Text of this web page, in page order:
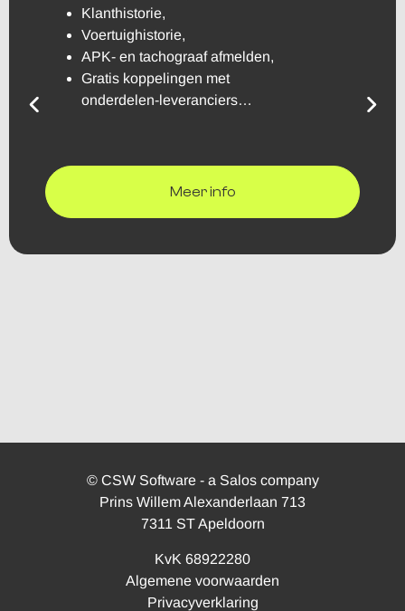
Klanthistorie,
Voertuighistorie,
APK- en tachograaf afmelden,
Gratis koppelingen met
onderdelen-leveranciers…
Meer info
© CSW Software - a Salos company
Prins Willem Alexanderlaan 713
7311 ST Apeldoorn
KvK 68922280
Algemene voorwaarden
Privacyverklaring